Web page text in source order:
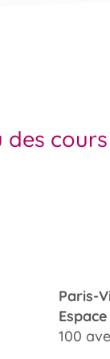
des cours
Paris-
100